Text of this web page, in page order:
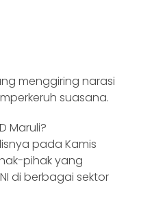
menggiring narasi
suasana.
Maruli?
pada Kamis
pihak yang
di berbagai sektor